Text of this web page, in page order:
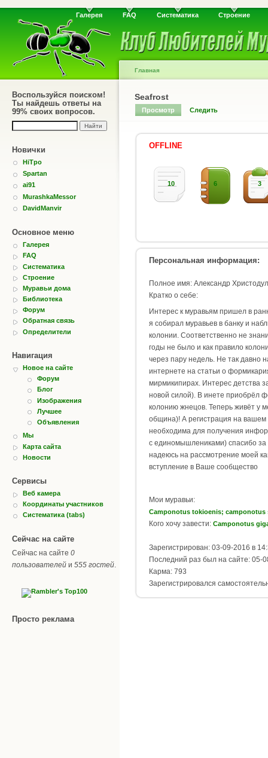
Галерея FAQ Систематика Строение
Воспользуйся поиском!
Ты найдешь ответы на
99% своих вопросов.
Новички
HiTpo
Spartan
ai91
MurashkaMessor
DavidManvir
Основное меню
Галерея
FAQ
Систематика
Строение
Муравьи дома
Библиотека
Форум
Обратная связь
Определители
Навигация
Новое на сайте
Форум
Блог
Изображения
Лучшее
Объявления
Мы
Карта сайта
Новости
Сервисы
Веб камера
Координаты участников
Систематика (tabs)
Сейчас на сайте
Сейчас на сайте 0
пользователей и 555 гостей.
Просто реклама
Главная
Seafrost
Просмотр Следить
OFFLINE
10 6 3
Персональная информация:
Полное имя: Александр
Кратко о себе:
Интерес к муравьям пришел в
я собирал муравьев в банку и
колонии. Соответственно не
годы не было и как правило
через пару недель. Не так давно
интернете на статьи о
мирмикипирах. Интерес детства
новой силой). В инете приобрёл
колонию жнецов. Теперь живёт у
община)! А регистрация на вашем
необходима для получения
с единомышлениками) спасибо
надеюсь на рассмотрение моей
вступление в Ваше сообщество
Мои муравьи:
Camponotus tokioenis; camponotus
Кого хочу завести: Camponotus
Зарегистрирован: 03-09-2016 в
Последний раз был на сайте: 05-
Карма: 793
Зарегистрировался